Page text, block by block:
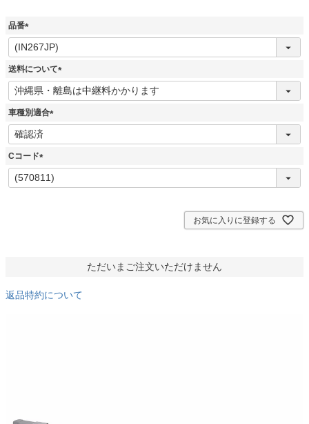
品番
(
必
須
送料について
(
必
車種別適合
(
Cコード
(
必
お気に入りに登録する
ただいまご注文いただけません
返品特約について